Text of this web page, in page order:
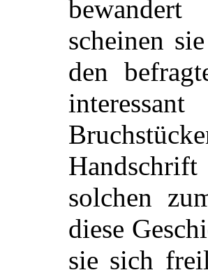
scheinen
den
solchen
diese
sie sich